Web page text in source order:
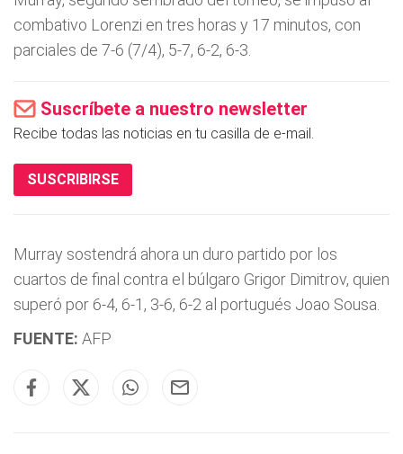
combativo Lorenzi en tres horas y 17 minutos, con
parciales de 7-6 (7/4), 5-7, 6-2, 6-3.
Suscríbete a nuestro newsletter
Recibe todas las noticias en tu casilla de e-mail.
SUSCRIBIRSE
Murray sostendrá ahora un duro partido por los
cuartos de final contra el búlgaro Grigor Dimitrov, quien
superó por 6-4, 6-1, 3-6, 6-2 al portugués Joao Sousa.
FUENTE: AFP